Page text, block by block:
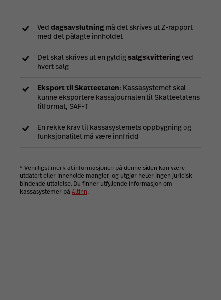
Ved dagsavslutning må det skrives ut Z-rapport
med det pålagte innholdet
Det skal skrives ut en gyldigsalgskvitteringved
hvert salg
Eksport til Skatteetaten: Kassasystemet skal
kunne eksportere kassajournalen til Skatteetatens
filformat, SAF-T
En rekke krav til kassasystemets oppbygning og
funksjonalitet må være innfridd
* Vennligst merk at informasjonen på denne siden kan være
utdatert eller inneholde mangler, og utgjør heller ingen juridisk
bindende uttalelse. Du finner utfyllende informasjon om
kassasystemer på Altinn.